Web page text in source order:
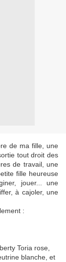
de ma fille, une
tout droit des
de travail, une
fille heureuse
jouer... une
à cajoler, une
:
Toria rose,
blanche, et